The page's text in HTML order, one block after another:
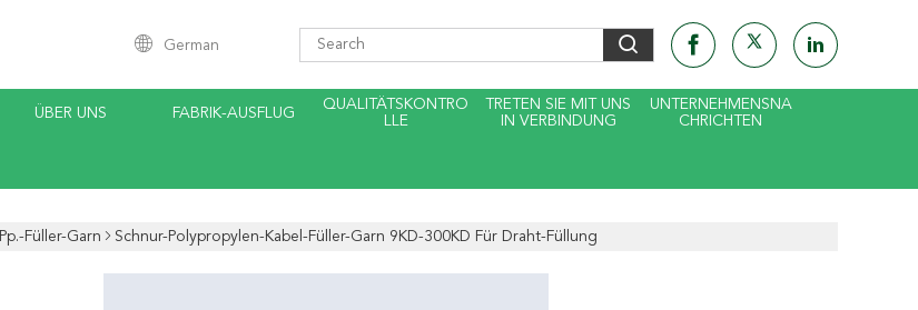
German
ÜBER UNS FABRIK-AUSFLUG
QUALITÄTSKONTRO
LLE
TRETEN SIE MIT UNS
IN VERBINDUNG
UNTERNEHMENSNA
CHRICHTEN
Pp.-Füller-Garn Schnur-Polypropylen-Kabel-Füller-Garn 9KD-300KD Für Draht-Füllung